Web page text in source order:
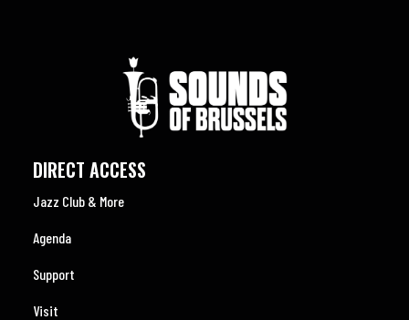
DIRECT ACCESS
Jazz Club & More
Agenda
Support
Visit